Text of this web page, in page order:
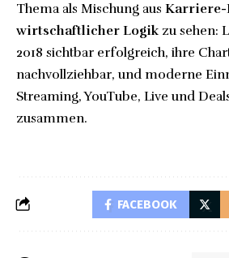
Thema als Mischung aus Karriere-
wirtschaftlicher Logik zu sehen:
2018 sichtbar erfolgreich, ihre
nachvollziehbar, und moderne
Streaming, YouTube, Live und
zusammen.
FACEBOOK